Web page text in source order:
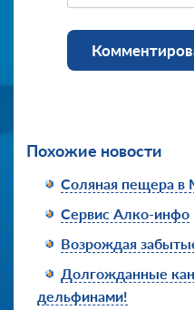
Похожие новости
Соляная пещера в
Сервис Алко-инфо
Возрождая
Долгожданные
дельфинами!